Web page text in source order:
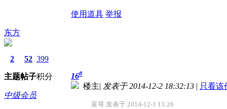
使用道具 举报
东方
2
主题
52
帖子
399
积分
中级会员
16#
楼主| 发表于 2014-12-2 18:32:13 | 只看该
富哥 发表于 2014-12-1 13:26